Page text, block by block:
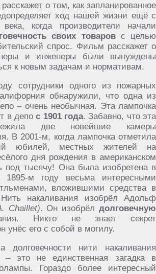
расскажет о том, как запланированное
ход нашей жизни ещё с
когда производители начали
своих товаровс целью
спрос. Фильм расскажет о
и инженеры были вынуждены
к новым задачам и нормативам.
сотрудники одного из пожарных
обнаружили, что одна из
– очень необычная. Эта лампочка
в депос 1901 года. Забавно, что эта
две новейшие камеры
В 2001-м, когда лампочка отметила
юбилей, местных жителей на
дня рождения в американском
под тысячу! Она была изобретена в
м году весьма интересными
вложившими средства в
накаливания изобрёл Адольф
Chaillet). Он изобрёлдолговечную
Никто не знает секрет
унёс его с собой в могилу.
долговечности нити накаливания
это не единственная загадка в
Гораздо более интересный